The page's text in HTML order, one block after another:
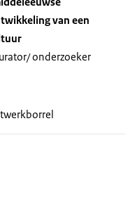
van een
onderzoeker